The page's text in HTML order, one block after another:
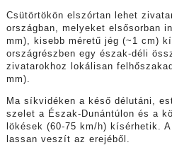
Csütörtökön elszórtan lehet
országban, melyeket elsősorban
mm), kisebb méretű jég (~1 cm)
országrészben egy észak-déli
zivatarokhoz lokálisan
mm).
Ma síkvidéken a késő délutáni,
szelet a Észak-Dunántúlon és a
lökések (60-75 km/h) kísérhetik.
lassan veszít az erejéből.